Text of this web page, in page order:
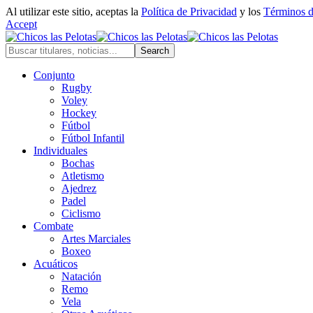
Al utilizar este sitio, aceptas la Política de Privacidad y los Términos
Accept
Conjunto
Rugby
Voley
Hockey
Fútbol
Fútbol Infantil
Individuales
Bochas
Atletismo
Ajedrez
Padel
Ciclismo
Combate
Artes Marciales
Boxeo
Acuáticos
Natación
Remo
Vela